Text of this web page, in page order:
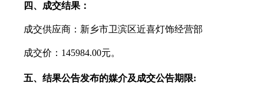
四、成交结果：
成交供应商：新乡市卫滨区近喜灯饰经营部
成交价： 145984.00元。
五、结果公告发布的媒介及成交公告期限: